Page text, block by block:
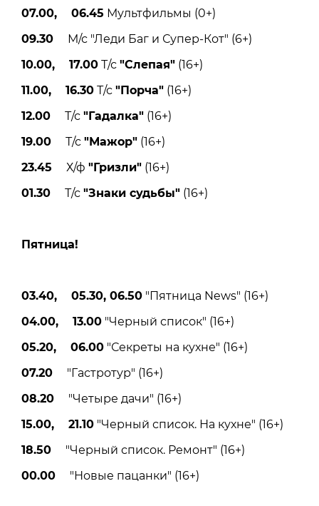
07.00, 06.45 Мультфильмы (0+)
09.30 М/с "Леди Баг и Супер-Кот" (6+)
10.00, 17.00 Т/с "Слепая" (16+)
11.00, 16.30 Т/с "Порча" (16+)
12.00 Т/с "Гадалка" (16+)
19.00 Т/с "Мажор" (16+)
23.45 Х/ф "Гризли" (16+)
01.30 Т/с "Знаки судьбы" (16+)
Пятницa!
03.40, 05.30, 06.50 "Пятница News" (16+)
04.00, 13.00 "Черный список" (16+)
05.20, 06.00 "Секреты на кухне" (16+)
07.20 "Гастротур" (16+)
08.20 "Четыре дачи" (16+)
15.00, 21.10 "Черный список. На кухне" (16+)
18.50 "Черный список. Ремонт" (16+)
00.00 "Новые пацанки" (16+)